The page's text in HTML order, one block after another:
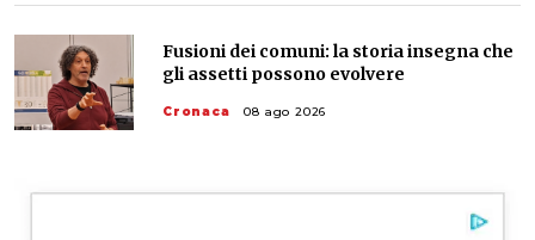
Fusioni dei comuni: la storia insegna che
gli assetti possono evolvere
Cronaca 08 ago 2026